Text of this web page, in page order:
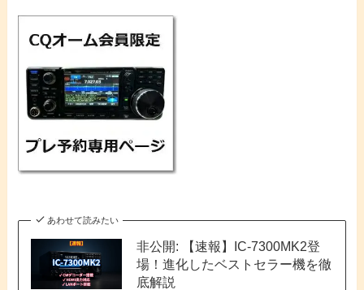
あわせて読みたい
非公開: 【速報】IC-7300MK2登
場！進化したベストセラー機を徹
底解説